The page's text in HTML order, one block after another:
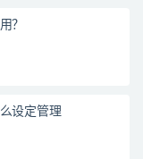
？
设定管理